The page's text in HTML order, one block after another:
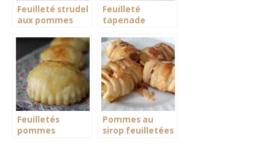
Feuilleté strudel
aux pommes
Feuilleté
tapenade
Feuilletés
pommes
Pommes au
sirop feuilletées